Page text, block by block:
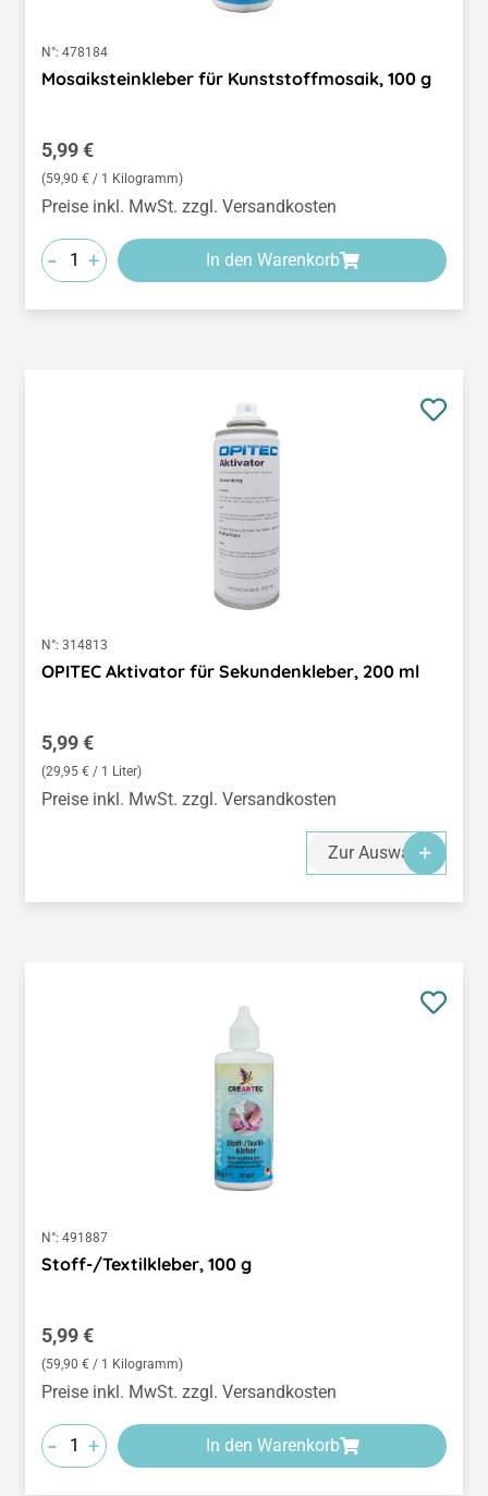
N°: 478184
Mosaiksteinkleber für Kunststoffmosaik, 100 g
Regulärer Preis:
5,99 €
(59,90 € / 1 Kilogramm)
Preise inkl. MwSt. zzgl. Versandkosten
- + In den Warenkorb
N°: 314813
OPITEC Aktivator für Sekundenkleber, 200 ml
Regulärer Preis:
5,99 €
(29,95 € / 1 Liter)
Preise inkl. MwSt. zzgl. Versandkosten
Zur Auswahl
N°: 491887
Stoff-/Textilkleber, 100 g
Regulärer Preis:
5,99 €
(59,90 € / 1 Kilogramm)
Preise inkl. MwSt. zzgl. Versandkosten
- + In den Warenkorb